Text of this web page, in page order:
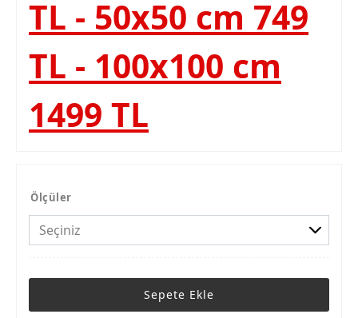
TL - 50x50 cm 749
TL - 100x100 cm
1499 TL
Ölçüler
Sepete Ekle